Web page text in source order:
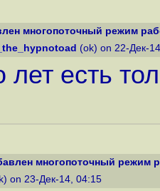
многопоточный режим
(ok) on 22-Дек-
лет есть
многопоточный режим
on 23-Дек-14, 04:15